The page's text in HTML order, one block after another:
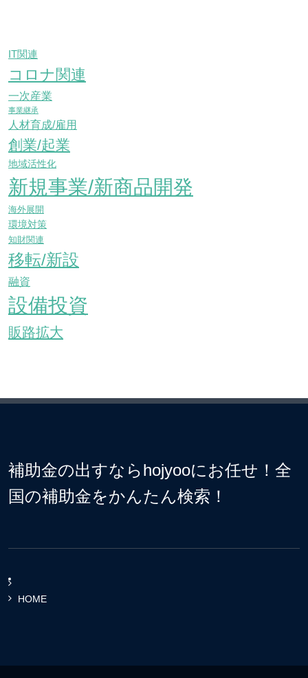
IT関連
コロナ関連
一次産業
事業継承
人材育成/雇用
創業/起業
地域活性化
新規事業/新商品開発
海外展開
環境対策
知財関連
移転/新設
融資
設備投資
販路拡大
補助金の出すならhojyooにお任せ！全
国の補助金をかんたん検索！
HOME